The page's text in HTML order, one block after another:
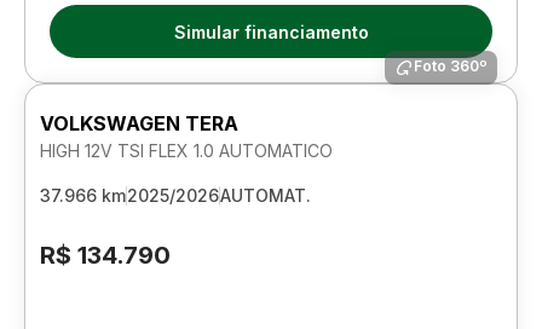
Simular financiamento
Foto 360º
VOLKSWAGEN TERA
HIGH 12V TSI FLEX 1.0 AUTOMATICO
37.966 km2025/2026AUTOMAT.
R$ 134.790